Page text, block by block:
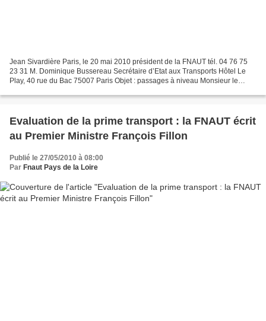
Jean Sivardière Paris, le 20 mai 2010 président de la FNAUT tél. 04 76 75
23 31 M. Dominique Bussereau Secrétaire d’Etat aux Transports Hôtel Le
Play, 40 rue du Bac 75007 Paris Objet : passages à niveau Monsieur le
Evaluation de la prime transport : la FNAUT écrit
au Premier Ministre François Fillon
Publié le 27/05/2010 à 08:00
Par Fnaut Pays de la Loire